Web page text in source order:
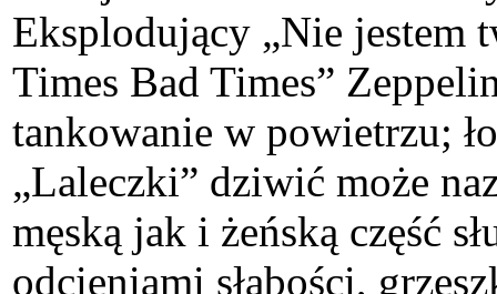
Eksplodujący „Nie jestem
Times Bad Times”
tankowanie w powietrzu;
„Laleczki” dziwić może
męską jak i żeńską część
odcieniami słabości,